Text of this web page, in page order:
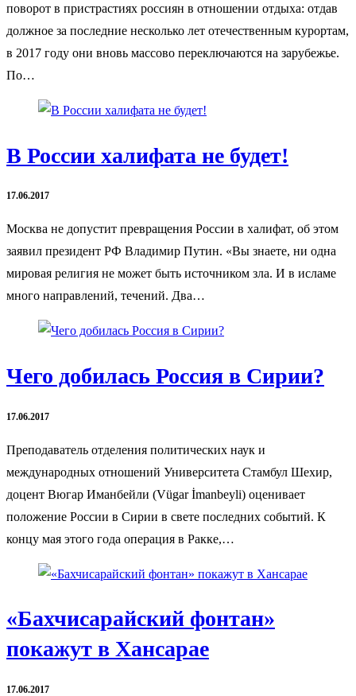
поворот в пристрастиях россиян в отношении отдыха: отдав
должное за последние несколько лет отечественным курортам,
в 2017 году они вновь массово переключаются на зарубежье.
По…
В России халифата не будет!
17.06.2017
Москва не допустит превращения России в халифат, об этом
заявил президент РФ Владимир Путин. «Вы знаете, ни одна
мировая религия не может быть источником зла. И в исламе
много направлений, течений. Два…
Чего добилась Россия в Сирии?
17.06.2017
Преподаватель отделения политических наук и
международных отношений Университета Стамбул Шехир,
доцент Вюгар Иманбейли (Vügar İmanbeyli) оценивает
положение России в Сирии в свете последних событий. К
концу мая этого года операция в Ракке,…
«Бахчисарайский фонтан»
покажут в Хансарае
17.06.2017